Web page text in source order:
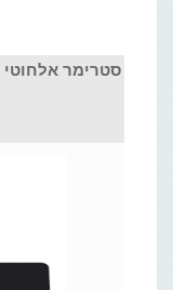
סטרימר אלחוטי Tronsmart דגם Vega S96